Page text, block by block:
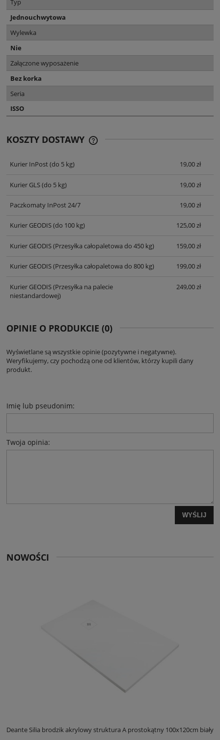
Typ
Jednouchwytowa
Wylewka
Nie
Załączone wyposażenie
Bez korka
Seria
ISSO
KOSZTY DOSTAWY
Kurier InPost(do 5 kg) 19,00 zł
Kurier GLS(do 5 kg) 19,00 zł
Paczkomaty InPost 24/7 19,00 zł
Kurier GEODIS(do 100 kg) 125,00 zł
Kurier GEODIS(Przesyłka całopaletowa do 450 kg) 159,00 zł
Kurier GEODIS(Przesyłka całopaletowa do 800 kg) 199,00 zł
Kurier GEODIS(Przesyłka na palecie
niestandardowej)
249,00 zł
OPINIE O PRODUKCIE (0)
Wyświetlane są wszystkie opinie (pozytywne i negatywne).
Weryfikujemy, czy pochodzą one od klientów, którzy kupili dany
produkt.
Imię lub pseudonim:
Twoja opinia:
WYŚLIJ
NOWOŚCI
Deante Silia brodzik akrylowy struktura A prostokątny 100x120cm biały